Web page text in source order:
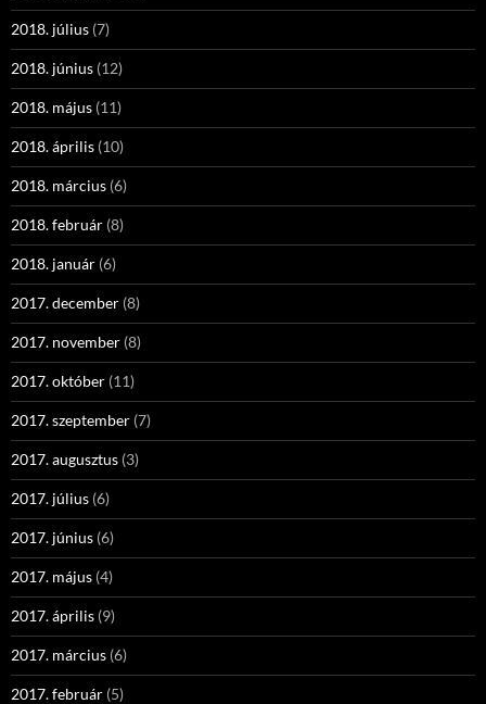
2018. július (7)
2018. június (12)
2018. május (11)
2018. április (10)
2018. március (6)
2018. február (8)
2018. január (6)
2017. december (8)
2017. november (8)
2017. október (11)
2017. szeptember (7)
2017. augusztus (3)
2017. július (6)
2017. június (6)
2017. május (4)
2017. április (9)
2017. március (6)
2017. február (5)